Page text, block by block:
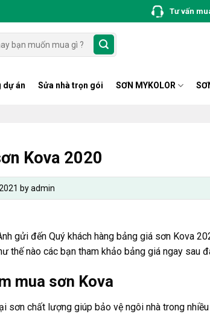
Tư vấn
dự án Sửa nhà trọn gói SƠN MYKOLOR
Kova 2020
byadmin
gửi đến Quý khách hàng bảng giá sơn Kova
thế nào các bạn tham khảo bảng giá ngay sau
mua sơn Kova
sơn chất lượng giúp bảo vệ ngôi nhà trong